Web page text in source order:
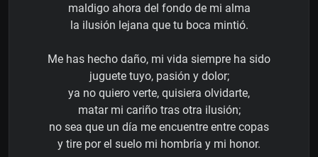
maldigo ahora del fondo de mi alma
la ilusión lejana que tu boca mintió.
Me has hecho daño, mi vida siempre ha sido
juguete tuyo, pasión y dolor;
ya no quiero verte, quisiera olvidarte,
matar mi cariño tras otra ilusión;
no sea que un día me encuentre entre copas
y tire por el suelo mi hombría y mi honor.